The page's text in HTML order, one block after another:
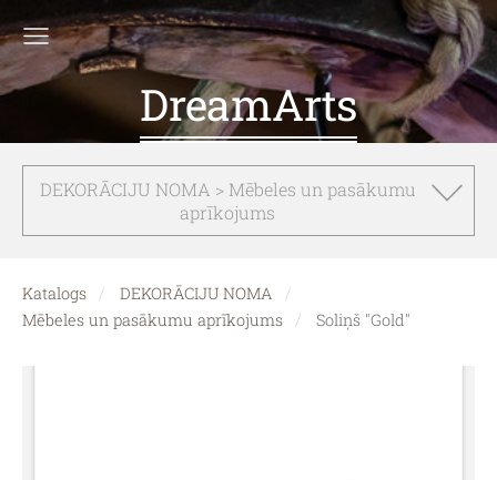
DreamArts
DEKORĀCIJU NOMA > Mēbeles un pasākumu
aprīkojums
Katalogs
DEKORĀCIJU NOMA
Mēbeles un pasākumu aprīkojums
Soliņš "Gold"